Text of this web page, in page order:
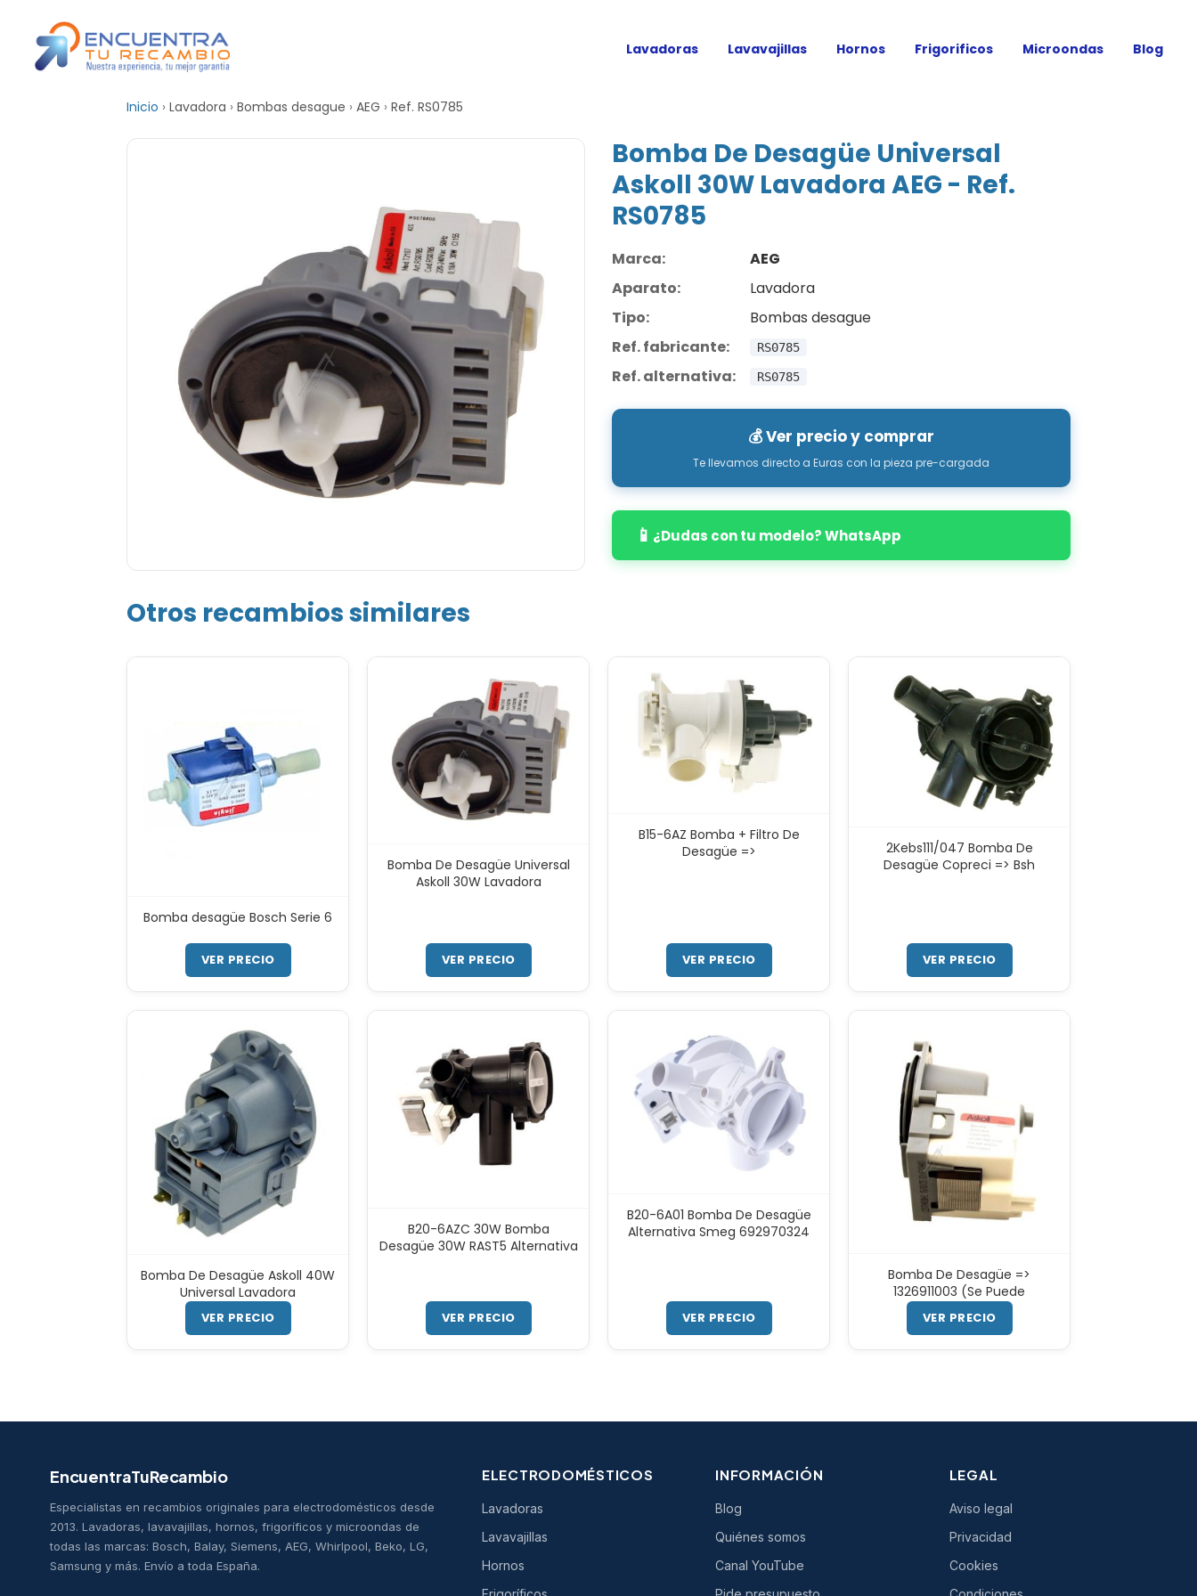
Lavadoras Lavavajillas Hornos Frigorificos Microondas Blog
Inicio › Lavadora › Bombas desague › AEG › Ref. RS0785
Bomba De Desagüe Universal
Askoll 30W Lavadora AEG - Ref.
RS0785
Marca:
AEG
Aparato:
Lavadora
Tipo:
Bombas desague
Ref. fabricante:
RS0785
Ref. alternativa: RS0785
💰 Ver precio y comprar
Te llevamos directo a Euras con la pieza pre-cargada
📱 ¿Dudas con tu modelo? WhatsApp
Otros recambios similares
Bomba desagüe Bosch Serie 6
VER PRECIO
Bomba De Desagüe Universal
Askoll 30W Lavadora
VER PRECIO
B15-6AZ Bomba + Filtro De
Desagüe =>
VER PRECIO
2Kebs111/047 Bomba De
Desagüe Copreci => Bsh
VER PRECIO
Bomba De Desagüe Askoll 40W
Universal Lavadora
VER PRECIO
B20-6AZC 30W Bomba
Desagüe 30W RAST5 Alternativa
VER PRECIO
B20-6A01 Bomba De Desagüe
Alternativa Smeg 692970324
VER PRECIO
Bomba De Desagüe =>
1326911003 (Se Puede
VER PRECIO
EncuentraTuRecambio
Especialistas en recambios originales para electrodomésticos desde
2013. Lavadoras, lavavajillas, hornos, frigoríficos y microondas de
todas las marcas: Bosch, Balay, Siemens, AEG, Whirlpool, Beko, LG,
Samsung y más. Envío a toda España.
ELECTRODOMÉSTICOS
Lavadoras
Lavavajillas
Hornos
INFORMACIÓN
Blog
Quiénes somos
Canal YouTube
LEGAL
Aviso legal
Privacidad
Cookies